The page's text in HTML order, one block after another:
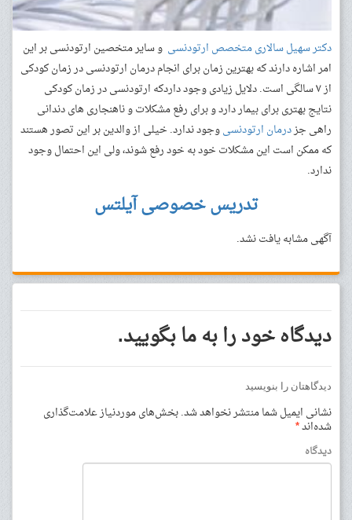
دکتر سهیل سالاری متخصص ارتودنسی و سایر متخصین ارتودنسی بر این
امر اشاره دارند که بهترین زمان برای انجام درمان ارتودنسی در زمان کودکی
از ۷ سالگی است. دلایل زیادی وجود داردکه ارتودنسی در زمان کودکی
نتایج بهتری برای بیمار دارد و برای رفع مشکلات و ناهنجاری های دندانی
راهی جزدرمان ارتودنسیوجود ندارد. خیلی از والدین بر این تصور هستند
که ممکن است این مشکلات خود به خود رفع شوند، ولی این احتمال وجود
ندارد.
تدریس خصوصی آیلتس
آگهی مشابه یافت نشد.
دیدگاه خود را به ما بگویید.
دیدگاهتان را بنویسید
نشانی ایمیل شما منتشر نخواهد شد.بخش‌های موردنیاز علامت‌گذاری
شده‌اند*
دیدگاه